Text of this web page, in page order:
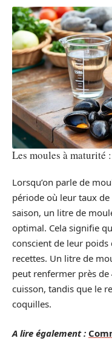
Les moules à maturité
Lorsqu’on parle de
période où leur taux
saison, un litre de
optimal. Cela signifie
conscient de leur poids
recettes. Un litre de
peut renfermer près de
cuisson, tandis que le
coquilles.
A lire également :